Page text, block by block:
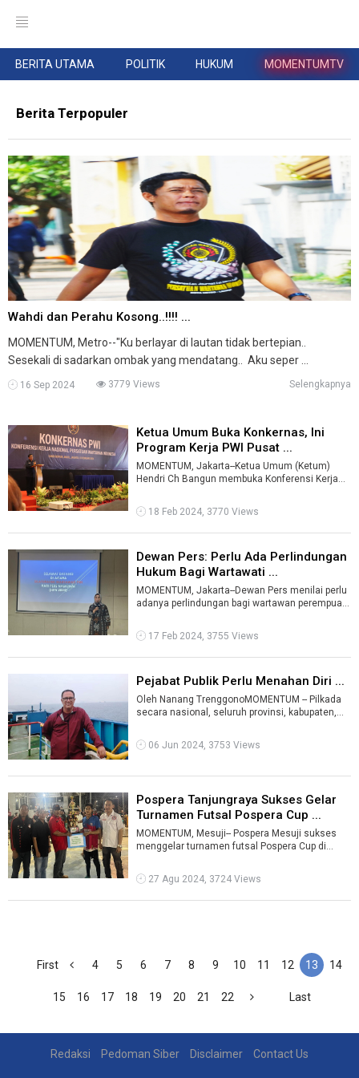
BERITA UTAMA POLITIK HUKUM MOMENTUMTV
Berita Terpopuler
Wahdi dan Perahu Kosong..!!!! ...
MOMENTUM, Metro--"Ku berlayar di lautan tidak bertepian..
Sesekali di sadarkan ombak yang mendatang.. Aku seper ...
16 Sep 2024 3779 Views Selengkapnya
Ketua Umum Buka Konkernas, Ini
Program Kerja PWI Pusat ...
MOMENTUM, Jakarta--Ketua Umum (Ketum)
Hendri Ch Bangun membuka Konferensi Kerja
merup ...
18 Feb 2024, 3770 Views
Dewan Pers: Perlu Ada Perlindungan
Hukum Bagi Wartawati ...
MOMENTUM, Jakarta--Dewan Pers menilai perlu
adanya perlindungan bagi wartawan perempuan
17 Feb 2024, 3755 Views
Pejabat Publik Perlu Menahan Diri ...
Oleh Nanang TrenggonoMOMENTUM -- Pilkada
secara nasional, seluruh provinsi, kabupaten,
06 Jun 2024, 3753 Views
Pospera Tanjungraya Sukses Gelar
Turnamen Futsal Pospera Cup ...
MOMENTUM, Mesuji-- Pospera Mesuji sukses
menggelar turnamen futsal Pospera Cup di
Kecamatan ...
27 Agu 2024, 3724 Views
First 4 5 6 7 8 9 10 11 12 13 14
15 16 17 18 19 20 21 22 Last
Redaksi Pedoman Siber Disclaimer Contact Us